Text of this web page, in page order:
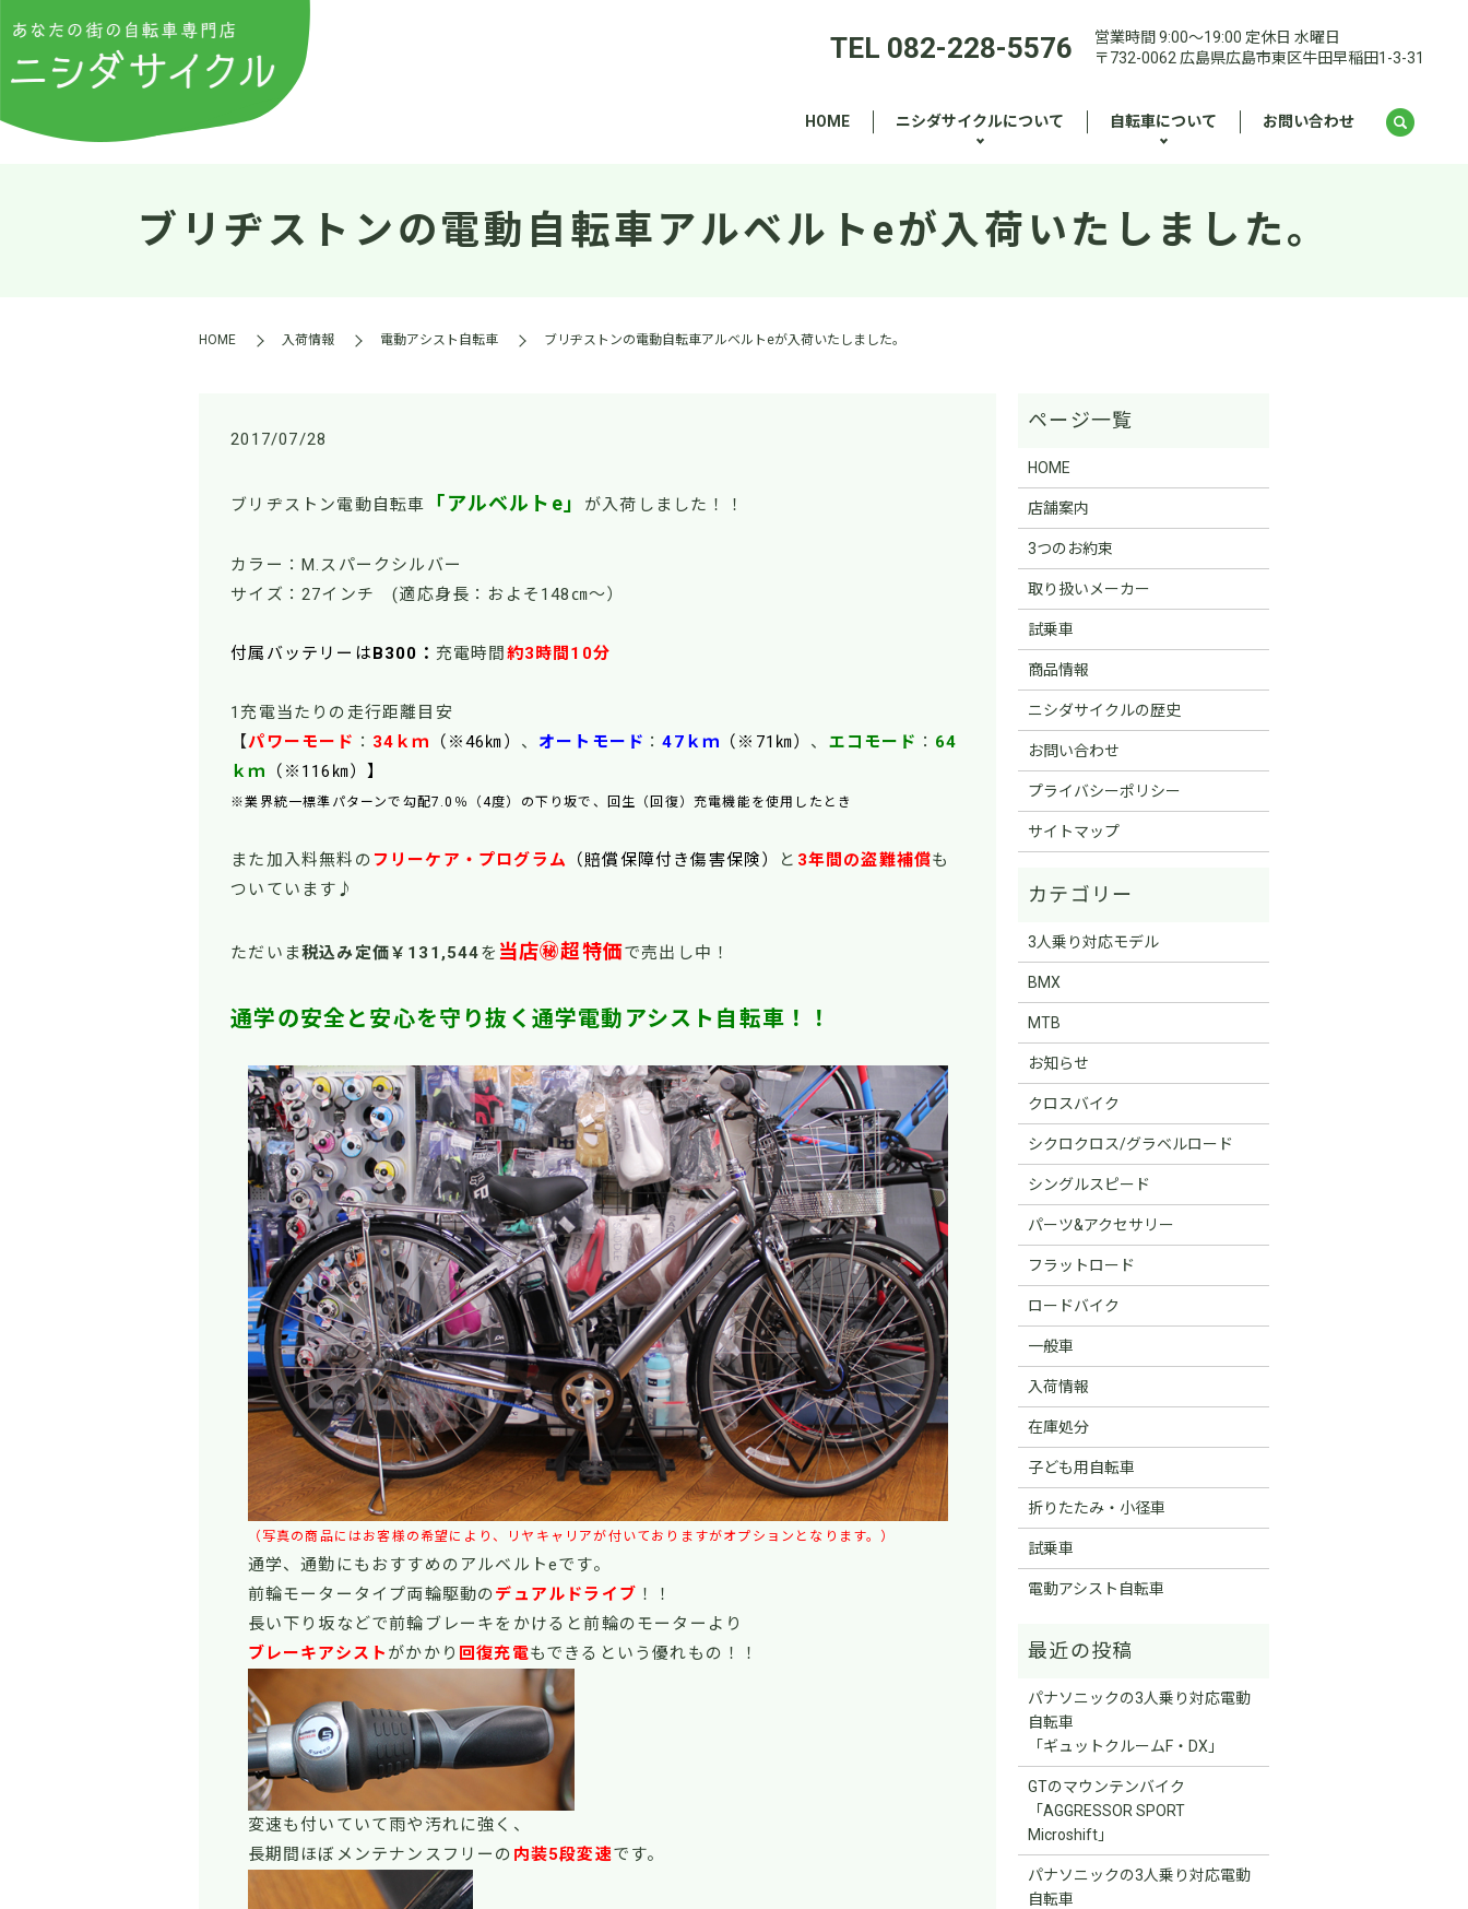
TEL 082-228-5576
営業時間 9:00～19:00 定休日 水曜日
〒732-0062 広島県広島市東区牛田早稲田1-3-31
HOME ニシダサイクルについて 自転車について お問い合わせ
ブリヂストンの電動自転車アルベルトeが入荷いたしました。
HOME 入荷情報 電動アシスト自転車 ブリヂストンの電動自転車アルベルトeが入荷いたしました。
2017/07/28
ブリヂストン電動自転車 「アルベルトe」 が入荷しました！！
カラー：M.スパークシルバー
サイズ：27インチ (適応身長：およそ148㎝～）
付属バッテリーはB300： 充電時間 約3時間10分
1充電当たりの走行距離目安
【パワーモード ： 34 ｋｍ （※46㎞） 、 オートモード ：47ｋｍ （※71㎞） 、 エコモード ： 64
ｋｍ （※116㎞）】
※業界統一標準パターンで勾配7.0％（4度）の下り坂で、回生（回復）充電機能を使用したとき
また加入料無料の フリーケア・プログラム （賠償保障付き傷害保険） と 3年間の盗難補償も
ついています♪
ただいま税込み定価￥131,544を 当店㊙超特価で売出し中！
通学の安全と安心を守り抜く通学電動アシスト自転車！！
（写真の商品にはお客様の希望により、リヤキャリアが付いておりますがオプションとなります。）
通学、通勤にもおすすめのアルベルトeです。
前輪モータータイプ両輪駆動の デュアルドライブ ！！
長い下り坂などで前輪ブレーキをかけると前輪のモーターより
ブレーキアシスト がかかり 回復充電もできるという優れもの！！
変速も付いていて雨や汚れに強く、
長期間ほぼメンテナンスフリーの 内装5段変速です。
HOME
店舗案内
3つのお約束
取り扱いメーカー
試乗車
商品情報
ニシダサイクルの歴史
お問い合わせ
プライバシーポリシー
サイトマップ
3人乗り対応モデル
BMX
MTB
お知らせ
クロスバイク
シクロクロス/グラベルロード
シングルスピード
パーツ&アクセサリー
フラットロード
ロードバイク
一般車
入荷情報
在庫処分
子ども用自転車
折りたたみ・小径車
試乗車
電動アシスト自転車
パナソニックの3人乗り対応電動
自転車
「ギュットクルームF・DX」
GTのマウンテンバイク
「AGGRESSOR SPORT
Microshift」
パナソニックの3人乗り対応電動
自転車